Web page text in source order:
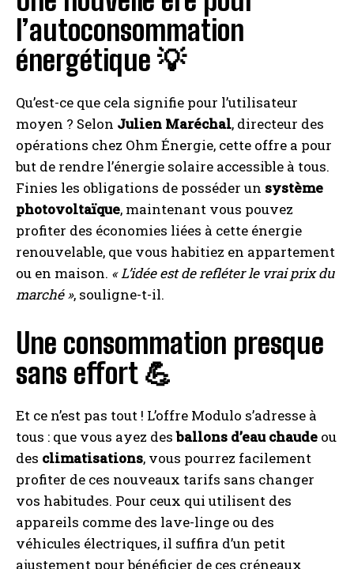
l’autoconsommation
énergétique 💡
Qu’est-ce que cela signifie pour l’utilisateur
moyen ? Selon Julien Maréchal, directeur des
opérations chez Ohm Énergie, cette offre a pour
but de rendre l’énergie solaire accessible à tous.
Finies les obligations de posséder un système
photovoltaïque, maintenant vous pouvez
profiter des économies liées à cette énergie
renouvelable, que vous habitiez en appartement
ou en maison. « L’idée est de refléter le vrai prix du
marché », souligne-t-il.
Une consommation presque
sans effort 💪
Et ce n’est pas tout ! L’offre Modulo s’adresse à
tous : que vous ayez desballons d’eau chaude ou
des climatisations, vous pourrez facilement
profiter de ces nouveaux tarifs sans changer
vos habitudes. Pour ceux qui utilisent des
appareils comme des lave-linge ou des
véhicules électriques, il suffira d’un petit
ajustement pour bénéficier de ces créneaux